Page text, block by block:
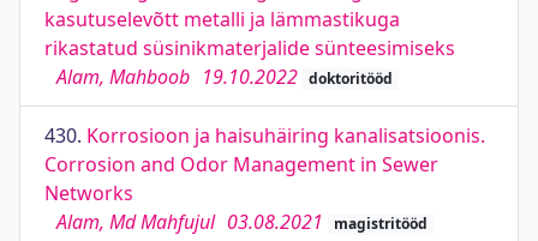
kasutuselevõtt metalli ja lämmastikuga
rikastatud süsinikmaterjalide sünteesimiseks
Alam, Mahboob 19.10.2022 doktoritööd
430. Korrosioon ja haisuhäiring kanalisatsioonis.
Corrosion and Odor Management in Sewer
Networks
Alam, Md Mahfujul 03.08.2021 magistritööd